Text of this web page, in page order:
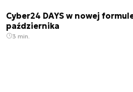
Cyber24 DAYS w nowej
października
3 min.